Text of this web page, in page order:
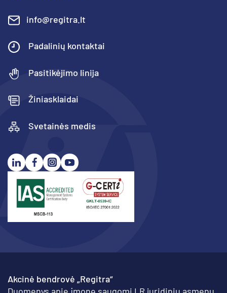
info@regitra.lt
Padalinių kontaktai
Pasitikėjimo linija
Žiniasklaidai
Svetainės medis
Akcinė bendrovė „Regitra“